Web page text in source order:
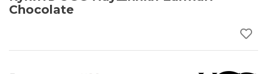
Chocolate